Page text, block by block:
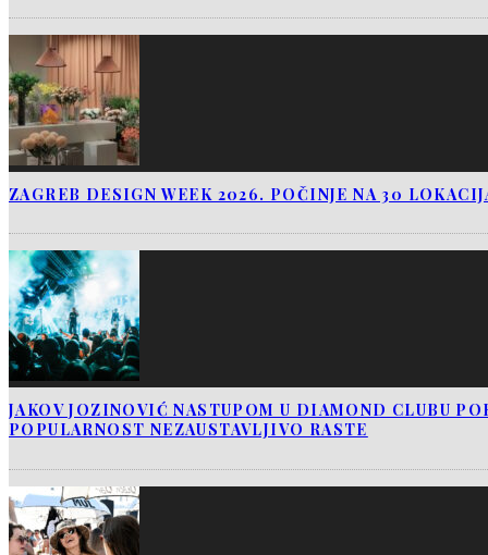
ZAGREB DESIGN WEEK 2026. POČINJE NA 30
JAKOV JOZINOVIĆ NASTUPOM U DIAMOND CLUBU
POPULARNOST NEZAUSTAVLJIVO RASTE